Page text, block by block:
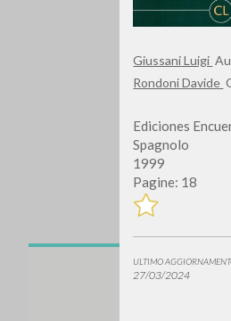
Giussani Luigi
Rondoni Davide
Ediciones
Spagnolo
1999
Pagine: 18
ULTIMO
27/03/2024